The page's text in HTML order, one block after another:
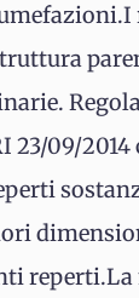
23/09/